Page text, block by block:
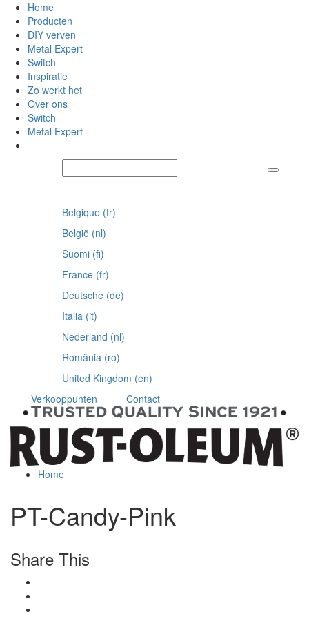
Home
Producten
DIY verven
Metal Expert
Switch
Inspiratie
Zo werkt het
Over ons
Switch
Metal Expert
Belgique (fr)
België (nl)
Suomi (fi)
France (fr)
Deutsche (de)
Italia (it)
Nederland (nl)
România (ro)
United Kingdom (en)
Verkooppunten
Contact
Home
PT-Candy-Pink
Share This